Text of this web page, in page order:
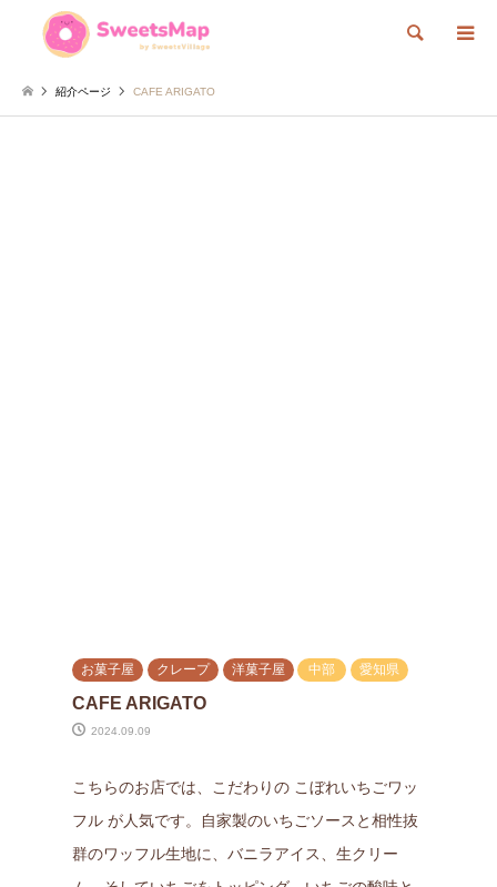
検索
紹介ページ CAFE ARIGATO
お菓子屋 クレープ 洋菓子屋 中部 愛知県
CAFE ARIGATO
2024.09.09
こちらのお店では、こだわりの こぼれいちごワッ
フル が人気です。自家製のいちごソースと相性抜
群のワッフル生地に、バニラアイス、生クリー